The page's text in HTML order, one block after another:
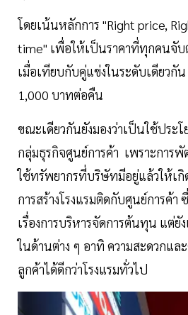
โดยเน้นหลักการ "Right price,
time" เพื่อให้เป็นราคาที่ทุกคนจับ
เมื่อเทียบกับคู่แข่งในระดับเดียวกั
1,000 บาทต่อคืน
ขณะเดียวกันยังมองว่าเป็นใช้ประ
กลุ่มธุรกิจศูนย์การค้า เพราะการ
ใช้ทรัพยากรที่บริษัทมีอยู่แล้วให้เกิ
การสร้างโรงแรมติดกับศูนย์การค้า
เรื่องการบริหารจัดการต้นทุน แต่ยั
ในด้านต่าง ๆ อาทิ ความสะดวกแ
ลูกค้าได้ดีกว่าโรงแรมทั่วไป